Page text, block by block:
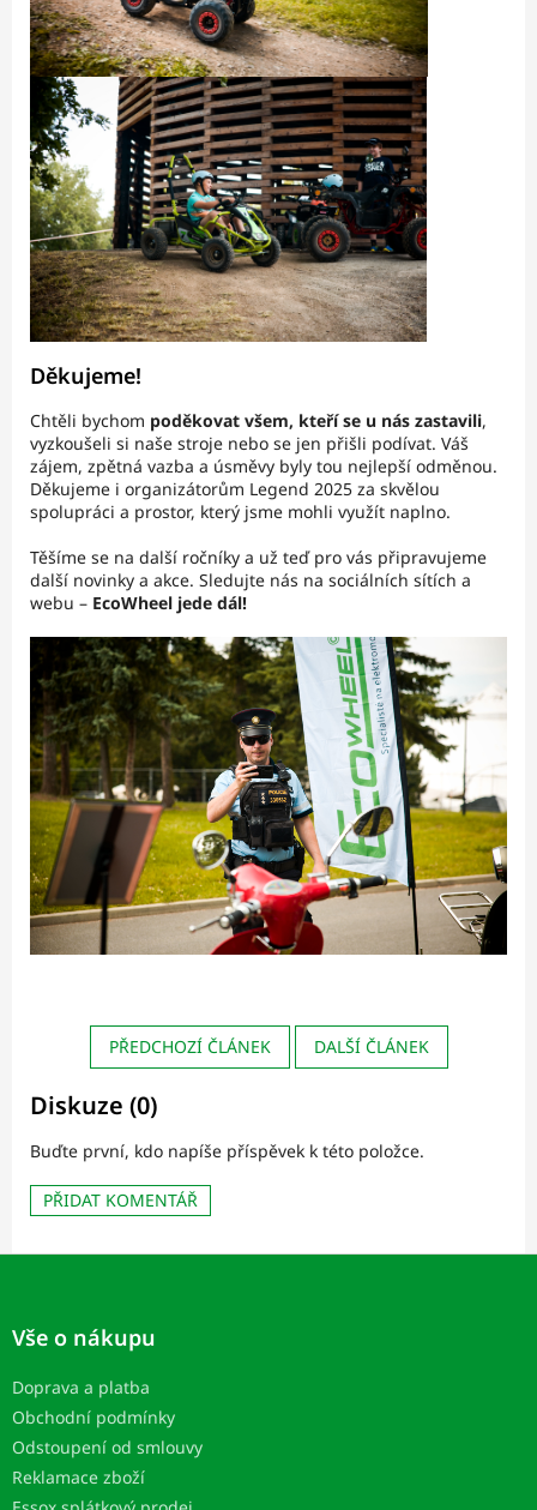
Děkujeme!
Chtěli bychom poděkovat všem, kteří se u nás zastavili,
vyzkoušeli si naše stroje nebo se jen přišli podívat. Váš
zájem, zpětná vazba a úsměvy byly tou nejlepší odměnou.
Děkujeme i organizátorům Legend 2025 za skvělou
spolupráci a prostor, který jsme mohli využít naplno.
Těšíme se na další ročníky a už teď pro vás připravujeme
další novinky a akce. Sledujte nás na sociálních sítích a
webu – EcoWheel jede dál!
PŘEDCHOZÍ ČLÁNEK DALŠÍ ČLÁNEK
Diskuze (0)
Buďte první, kdo napíše příspěvek k této položce.
PŘIDAT KOMENTÁŘ
Z
Vše o nákupu
Doprava a platba
Obchodní podmínky
Odstoupení od smlouvy
Reklamace zboží